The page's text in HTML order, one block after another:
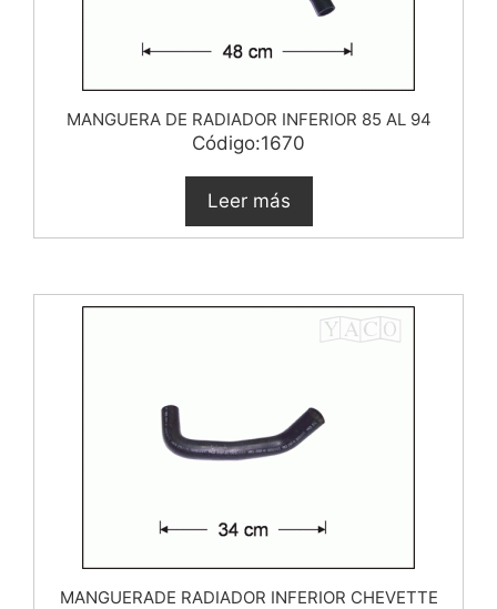
MANGUERA DE RADIADOR INFERIOR 85 AL 94
Código:1670
Leer más
MANGUERADE RADIADOR INFERIOR CHEVETTE